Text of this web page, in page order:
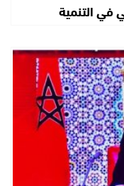
في التنمية